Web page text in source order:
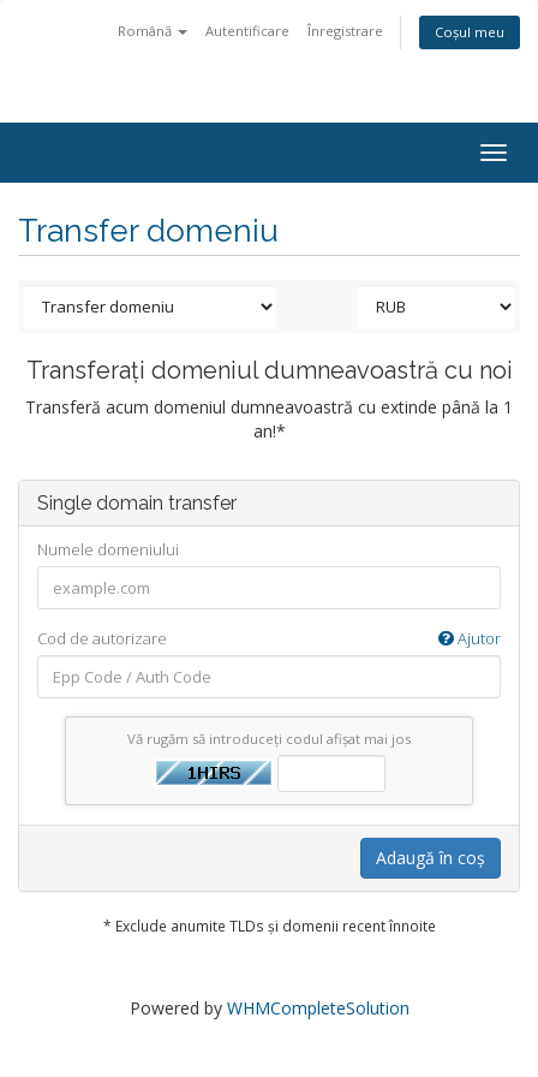
Română Autentificare Înregistrare Coșul meu
Transfer domeniu
Transferați domeniul dumneavoastră cu noi
Transferă acum domeniul dumneavoastră cu extinde până la 1
an!*
Single domain transfer
Numele domeniului
Cod de autorizare Ajutor
Vă rugăm să introduceți codul afișat mai jos
Adaugă în coș
* Exclude anumite TLDs și domenii recent înnoite
Powered by WHMCompleteSolution